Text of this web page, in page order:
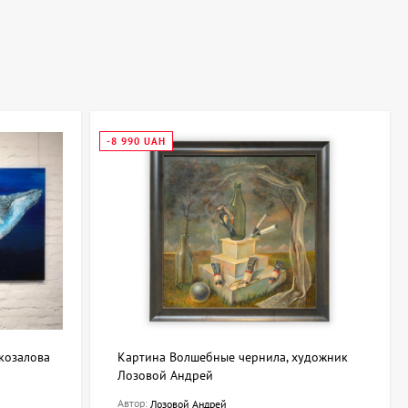
фактурами. Для спальни подойдут лёгкие пастельные
сюжеты.
в подарочную коробку с лентой и сопровождаться
и станет ценным знаком внимания.
-8 990 UAH
Картина Волшебные чернила, художник
Лозовой Андрей
Автор: Лозовой Андрей